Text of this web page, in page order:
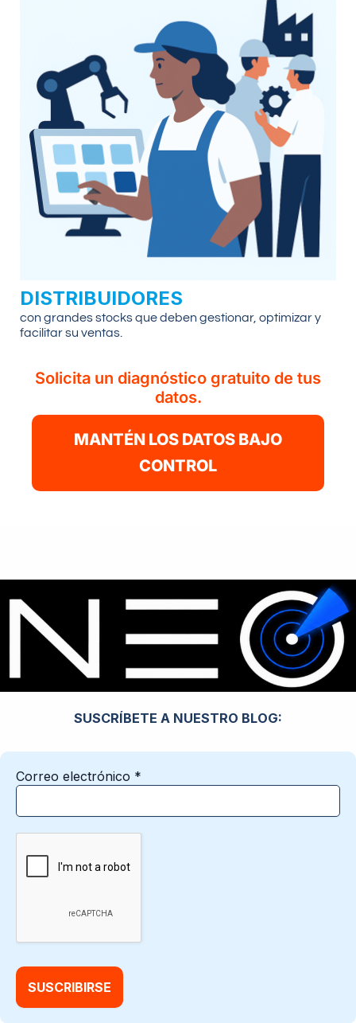
DISTRIBUIDORES
con grandes stocks que deben gestionar, optimizar y
facilitar su ventas.
Solicita un diagnóstico gratuito de tus
datos.
MANTÉN LOS DATOS BAJO
CONTROL
SUSCRÍBETE A NUESTRO BLOG:
Correo electrónico *